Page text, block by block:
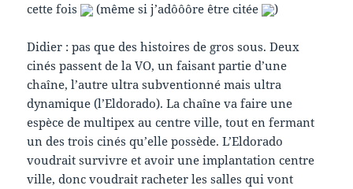
cette fois
(même si j’adôôôre être citée )
Didier : pas que des histoires de gros sous. Deux
cinés passent de la VO, un faisant partie d’une
chaîne, l’autre ultra subventionné mais ultra
dynamique (l’Eldorado). La chaîne va faire une
espèce de multipex au centre ville, tout en fermant
un des trois cinés qu’elle possède. L’Eldorado
voudrait survivre et avoir une implantation centre
ville, donc voudrait racheter les salles qui vont